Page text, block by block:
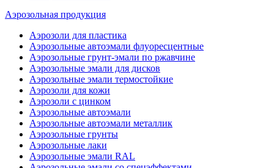
Аэрозольная продукция
Аэрозоли для пластика
Аэрозольные автоэмали флуоресцентные
Аэрозольные грунт-эмали по ржавчине
Аэрозольные эмали для дисков
Аэрозольные эмали термостойкие
Аэрозоли для кожи
Аэрозоли с цинком
Аэрозольные автоэмали
Аэрозольные автоэмали металлик
Аэрозольные грунты
Аэрозольные лаки
Аэрозольные эмали RAL